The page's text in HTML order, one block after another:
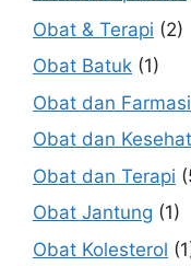
Obat & Terapi (2)
Obat Batuk (1)
Obat dan Farmasi
Obat dan
Obat dan Terapi
Obat Jantung (1)
Obat Kolesterol